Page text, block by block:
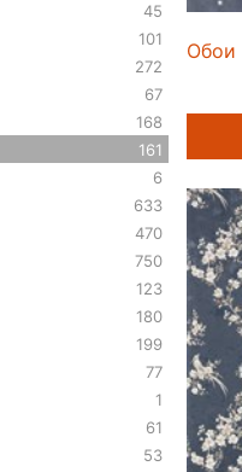
45
101
272
67
168
161
6
633
470
750
123
180
199
77
1
61
53
Обои